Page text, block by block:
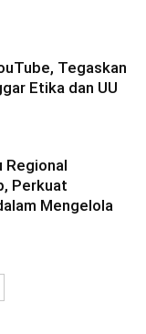
Tegaskan
Etika dan UU
Regional
Perkuat
Mengelola